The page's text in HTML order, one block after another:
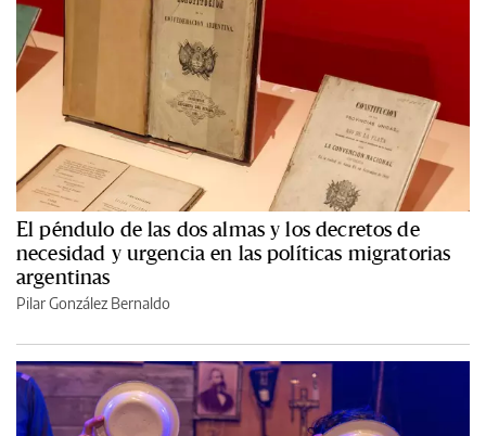
El péndulo de las dos almas y los decretos de
necesidad y urgencia en las políticas migratorias
argentinas
Pilar González Bernaldo